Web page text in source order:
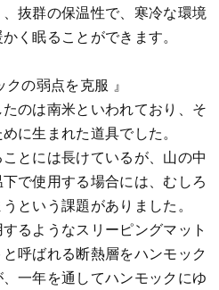
抜群の保温性で、寒冷な環境
く眠ることができます。
の弱点を克服 』
のは南米といわれており、そ
に生まれた道具でした。
とには長けているが、山の中
で使用する場合には、むしろ
という課題がありました。
るようなスリーピングマット
呼ばれる断熱層をハンモック
一年を通してハンモックにゆ